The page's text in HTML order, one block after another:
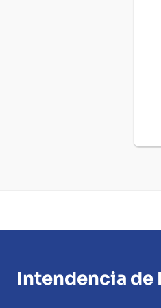
Intendencia de